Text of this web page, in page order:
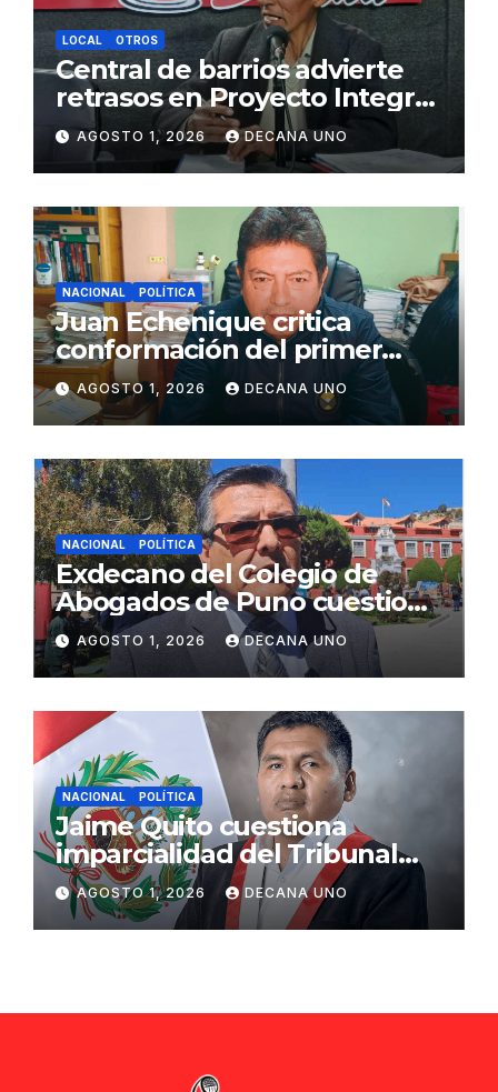
LOCAL OTROS
Central de barrios advierte
retrasos en Proyecto Integral
de Agua y Alcantarillado para
Juliaca
AGOSTO 1, 2026 DECANA UNO
NACIONAL POLÍTICA
Juan Echenique critica
conformación del primer
gabinete ministerial de Keiko
Fujimori
AGOSTO 1, 2026 DECANA UNO
NACIONAL POLÍTICA
Exdecano del Colegio de
Abogados de Puno cuestiona
propuestas sobre seguridad
ciudadana
AGOSTO 1, 2026 DECANA UNO
NACIONAL POLÍTICA
Jaime Quito cuestiona
imparcialidad del Tribunal
Constitucional tras liberación
de Ollanta Humala
AGOSTO 1, 2026 DECANA UNO